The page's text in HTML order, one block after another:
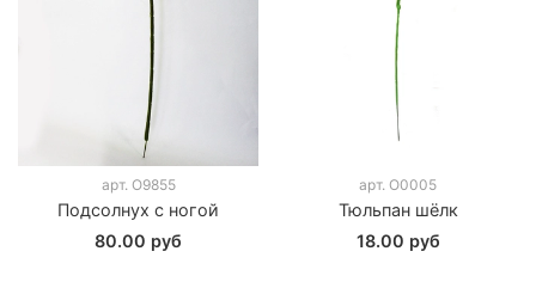
арт. О9855
Подсолнух с ногой
80.00 руб
арт. О0005
Тюльпан шёлк
18.00 руб